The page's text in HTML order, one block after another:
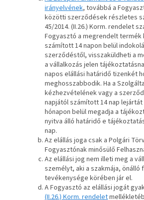
irányelvének, továbbá a
közötti szerződések részletes
45/2014. (II.26.) Korm. rendelet
Fogyasztó a megrendelt
számított 14 napon belül
szerződéstől, visszaküldheti a
a vállalkozás jelen
napos elállási határidő tizenkét
meghosszabbodik. Ha a
kézhezvételének vagy a
napjától számított 14 nap
hónapon belül megadja a
nyitva álló határidő e
nap.
Az elállás joga csak a Polgári
Fogyasztónak minősülő
Az elállási jog nem illeti meg a
személyt, aki a szakmája, önálló
tevékenysége körében jár el.
A Fogyasztó az elállási jogát
(II.26.) Korm. rendelet